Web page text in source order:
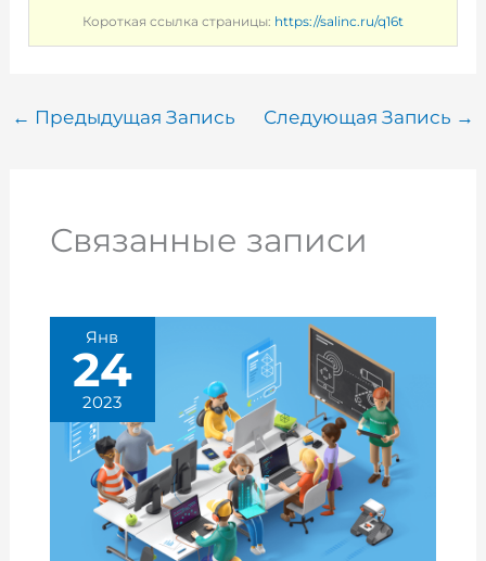
Короткая ссылка страницы: https://salinc.ru/q16t
← Предыдущая Запись Следующая Запись →
Связанные записи
Янв
24
2023